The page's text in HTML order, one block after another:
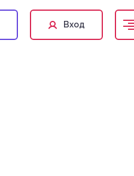
Вход